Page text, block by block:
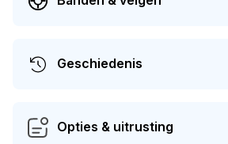
Geschiedenis
Opties & uitrusting